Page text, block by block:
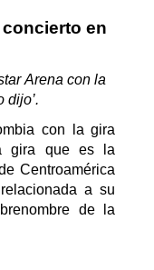
en
Arena con la
dijo’.
con la gira
gira que es la
Centroamérica
a su
de la